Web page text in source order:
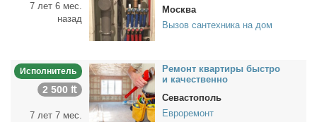
7 лет 6 мес.
назад
Москва
Вызов сантехника на дом
Исполнитель
2 500 ₶
7 лет 7 мес.
Ре­монт квар­ти­ры быст­ро
и ка­че­ствен­но
Севастополь
Евроремонт